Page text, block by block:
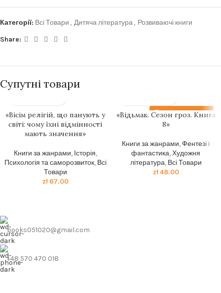
Категорії: Всі Товари , Дитяча література, Розвиваючі книги
Share:
Супутні товари
«Вісім релігій, що панують у
світі: чому їхні відмінності
мають значення»
Книги за жанрами, Історія,
Психологія та саморозвиток, Всі
Товари
zł67.00
Передзамовлення
«Відьмак. Сезон гроз. Книга
8»
Книги за жанрами,Фентезі і
фантастика,Художня
література, Всі Товари
zł48.00
books051020@gmail.com
+48 570 470 018